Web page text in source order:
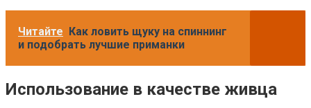
Читайте Как ловить щуку на спиннинг
и подобрать лучшие приманки
Использование в качестве живца